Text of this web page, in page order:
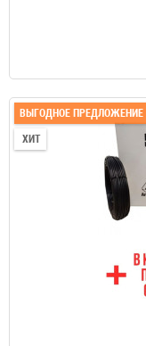
ВЫГОДНОЕ ПРЕДЛОЖЕНИЕ
ХИТ